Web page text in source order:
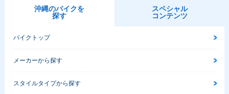
沖縄のバイクを
探す
スペシャル
コンテンツ
バイクトップ
メーカーから探す
スタイルタイプから探す